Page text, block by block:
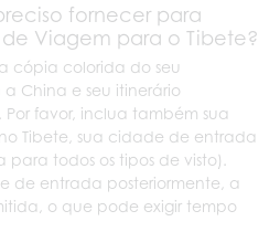
fornecer para
Viagem para o Tibete?
cópia colorida do seu
China e seu itinerário
favor, inclua também sua
Tibete, sua cidade de entrada
para todos os tipos de visto).
de entrada posteriormente, a
o que pode exigir tempo